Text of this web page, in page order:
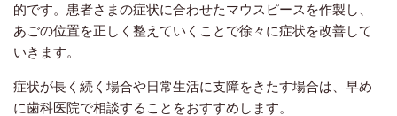
的です。患者さまの症状に合わせたマウスピースを作製し、
あごの位置を正しく整えていくことで徐々に症状を改善して
いきます。
症状が長く続く場合や日常生活に支障をきたす場合は、早め
に歯科医院で相談することをおすすめします。